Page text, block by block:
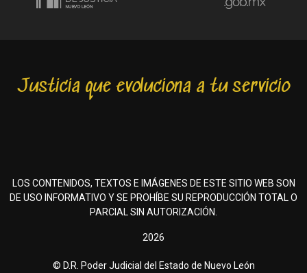
Justicia que evoluciona a tu servicio
LOS CONTENIDOS, TEXTOS E IMÁGENES DE ESTE SITIO WEB SON
DE USO INFORMATIVO Y SE PROHÍBE SU REPRODUCCIÓN TOTAL O
PARCIAL SIN AUTORIZACIÓN.
2026
© D.R. Poder Judicial del Estado de Nuevo León